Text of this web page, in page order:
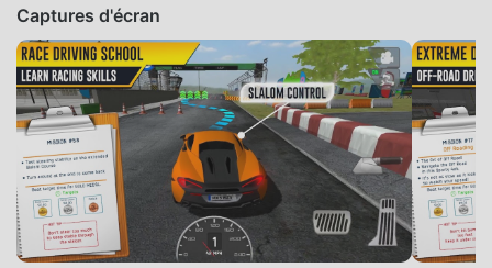
Captures d'écran